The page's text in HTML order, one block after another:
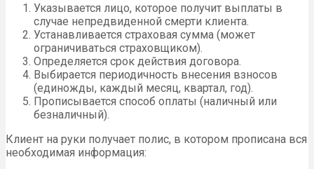
Указывается лицо, которое получит выплаты в
случае непредвиденной смерти клиента.
Устанавливается страховая сумма (может
ограничиваться страховщиком).
Определяется срок действия договора.
Выбирается периодичность внесения взносов
(единожды, каждый месяц, квартал, год).
Прописывается способ оплаты (наличный или
безналичный).
Клиент на руки получает полис, в котором прописана вся
необходимая информация: